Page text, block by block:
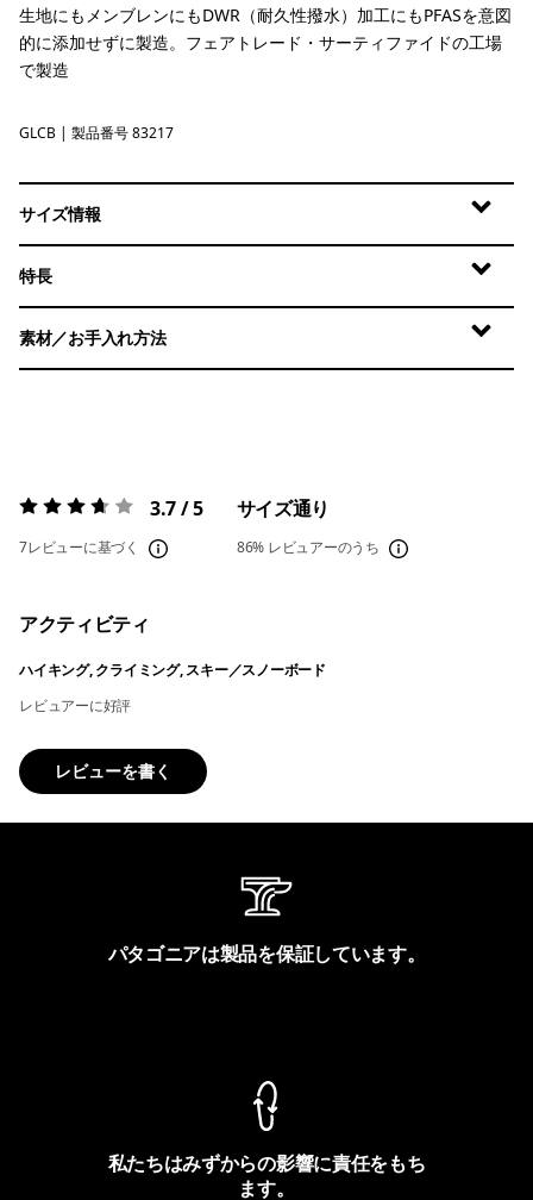
生地にもメンブレンにもDWR（耐久性撥水）加工にもPFASを意図
的に添加せずに製造。フェアトレード・サーティファイドの工場
で製造
Glacial Blue
GLCB | 製品番号 83217
サイズ情報
特長
素材／お手入れ方法
評価:3.7 / 5 3.7 / 5
7レビューに基づく
サイズ通り
86% レビュアーのうち
アクティビティ
ハイキング, クライミング, スキー／スノーボード
レビュアーに好評
レビューを書く
パタゴニアは製品を保証しています。
私たちはみずからの影響に責任をもち
ます。